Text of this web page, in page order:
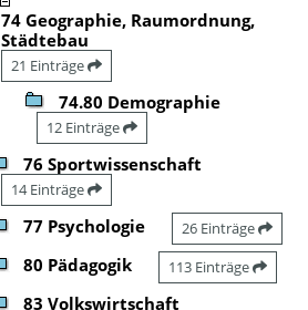
74 Geographie, Raumordnung,
Städtebau
21 Einträge
74.80 Demographie
12 Einträge
76 Sportwissenschaft
14 Einträge
77 Psychologie 26 Einträge
80 Pädagogik 113 Einträge
83 Volkswirtschaft